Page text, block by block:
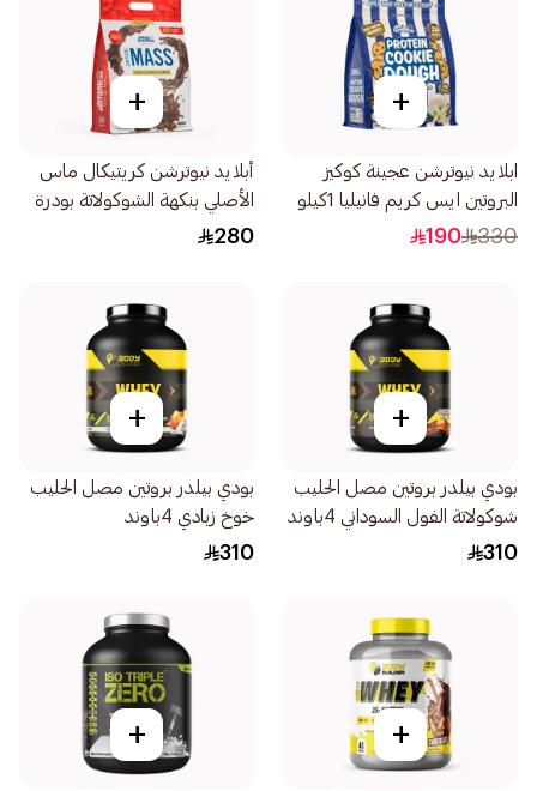
+
ابلايد نيوترشن عجينة كوكيز
البروتين ايس كريم فانيليا 1كيلو
330
190
+
أبلايد نيوترشن كريتيكال ماس
الأصلي بنكهة الشوكولاتة بودرة
زيادة الكتلة العضلية 6كيلو
280
+
بودي بيلدر بروتين مصل الحليب
شوكولاتة الفول السوداني 4باوند
310
+
بودي بيلدر بروتين مصل الحليب
خوخ زبادي 4باوند
310
+
+